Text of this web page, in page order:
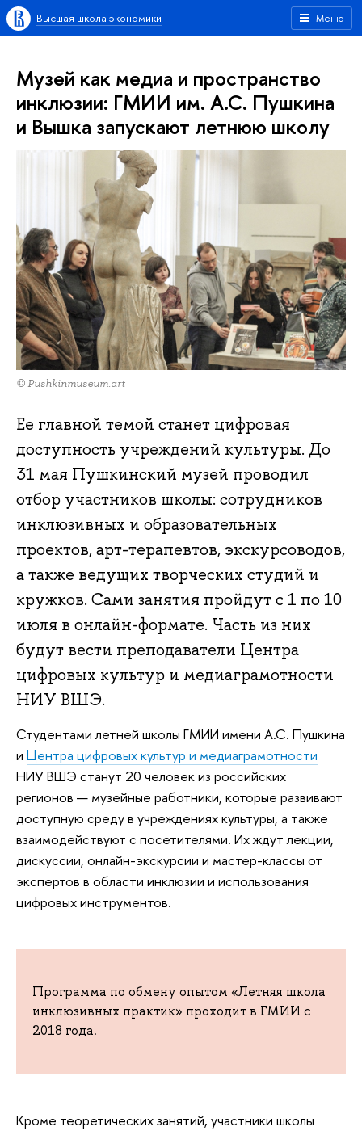
Меню
Высшая школа экономики
Музей как медиа и пространство
инклюзии: ГМИИ им. А.С. Пушкина
и Вышка запускают летнюю школу
© Pushkinmuseum.art
Ее главной темой станет цифровая
доступность учреждений культуры. До
31 мая Пушкинский музей проводил
отбор участников школы: сотрудников
инклюзивных и образовательных
проектов, арт-терапевтов, экскурсоводов,
а также ведущих творческих студий и
кружков. Сами занятия пройдут с 1 по 10
июля в онлайн-формате. Часть из них
будут вести преподаватели Центра
цифровых культур и медиаграмотности
НИУ ВШЭ.
Студентами летней школы ГМИИ имени А.С. Пушкина
и Центра цифровых культур и медиаграмотности
НИУ ВШЭ станут 20 человек из российских
регионов — музейные работники, которые развивают
доступную среду в учреждениях культуры, а также
взаимодействуют с посетителями. Их ждут лекции,
дискуссии, онлайн-экскурсии и мастер-классы от
экспертов в области инклюзии и использования
цифровых инструментов.
Программа по обмену опытом «Летняя школа
инклюзивных практик» проходит в ГМИИ с
2018 года.
Кроме теоретических занятий, участники школы